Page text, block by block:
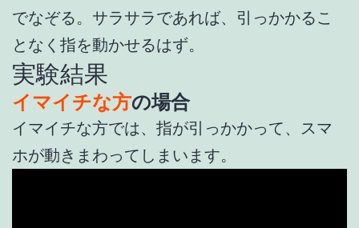
でなぞる。サラサラであれば、引っかかるこ
となく指を動かせるはず。
実験結果
イマイチな方の場合
イマイチな方では、指が引っかかって、スマ
ホが動きまわってしまいます。